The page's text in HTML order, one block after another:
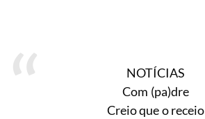
NOTÍCIAS
Com (pa)dre
Creio que o receio